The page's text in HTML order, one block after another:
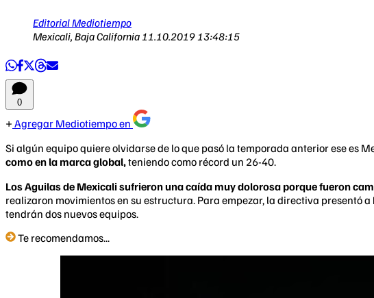
Editorial Mediotiempo
Mexicali, Baja California 11.10.2019 13:48:15
0
Agregar Mediotiempo en
Si algún equipo quiere olvidarse de lo que pasó la temporada anterior ese es
como en la marca global,teniendo como récord un 26-40.
Los Aguilas de Mexicali sufrieron una caída muy dolorosa porque fueron
realizaron movimientos en su estructura. Para empezar, la directiva presentó a
tendrán dos nuevos equipos.
Te recomendamos...